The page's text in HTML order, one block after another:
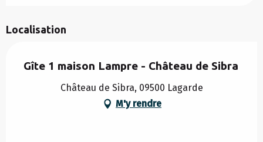
Localisation
Gîte 1 maison Lampre - Château de Sibra
Château de Sibra, 09500 Lagarde
M'y rendre